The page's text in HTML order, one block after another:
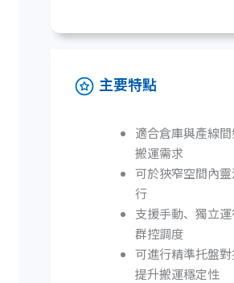
主要特點
適合倉庫與產線
搬運需求
可於狹窄空間內
行
支援手動、獨立
群控調度
可進行精準托盤對
提升搬運穩定性